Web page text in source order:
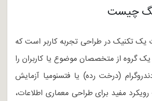
چیست
تکنیک در طراحی تجربه کاربر است که
گروه از متخصصان موضوع یا کاربران را
(درخت رده) یا فتسنومیا آزمایش
مفید برای طراحی معماری اطلاعات،